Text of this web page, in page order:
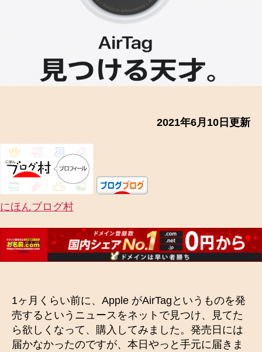
2021年6月10日更新
にほんブログ村
1ヶ月くらい前に、Apple がAirTagというものを発
売するというニュースをネットで見つけ、見てた
ら欲しくなって、購入してみました。発売日には
届かなかったのですが、本日やっと手元に届きま